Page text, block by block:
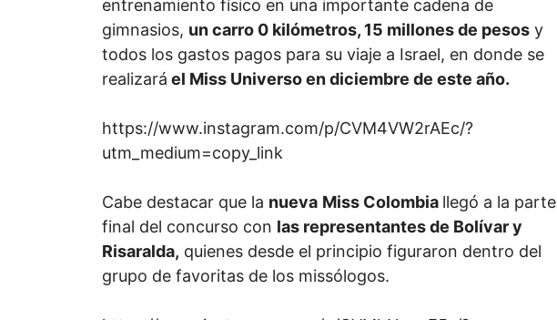
entrenamiento físico en una importante cadena de
gimnasios, un carro 0 kilómetros, 15 millones de pesos y
todos los gastos pagos para su viaje a Israel, en donde se
realizará el Miss Universo en diciembre de este año.
https://www.instagram.com/p/CVM4VW2rAEc/?
utm_medium=copy_link
Cabe destacar que la nueva Miss Colombia llegó a la parte
final del concurso con las representantes de Bolívar y
Risaralda, quienes desde el principio figuraron dentro del
grupo de favoritas de los missólogos.